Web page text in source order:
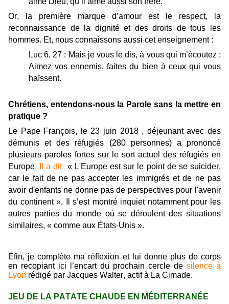
Or, la première marque d’amour est le respect, la
reconnaissance de la dignité et des droits de tous les
hommes. Et, nous connaissons aussi cet enseignement :
Luc 6, 27 : Mais je vous le dis, à vous qui m’écoutez :
Aimez vos ennemis, faites du bien à ceux qui vous
haïssent.
Chrétiens, entendons-nous la Parole sans la mettre en
pratique ?
Le Pape François, le 23 juin 2018 , déjeunant avec des
démunis et des réfugiés (280 personnes) a prononcé
plusieurs paroles fortes sur le sort actuel des réfugiés en
Europe. Il a dit« L'Europe est sur le point de se suicider,
car le fait de ne pas accepter les immigrés et de ne pas
avoir d'enfants ne donne pas de perspectives pour l'avenir
du continent ». Il s’est montré inquiet notamment pour les
autres parties du monde où se déroulent des situations
similaires, « comme aux États-Unis ».
Efin, je complète ma réflexion et lui donne plus de corps
en recopiant ici l’encart du prochain cercle de silence à
Lyon rédigé par Jacques Walter, actif à La Cimade.
JEU DE LA PATATE CHAUDE EN MÉDITERRANÉE